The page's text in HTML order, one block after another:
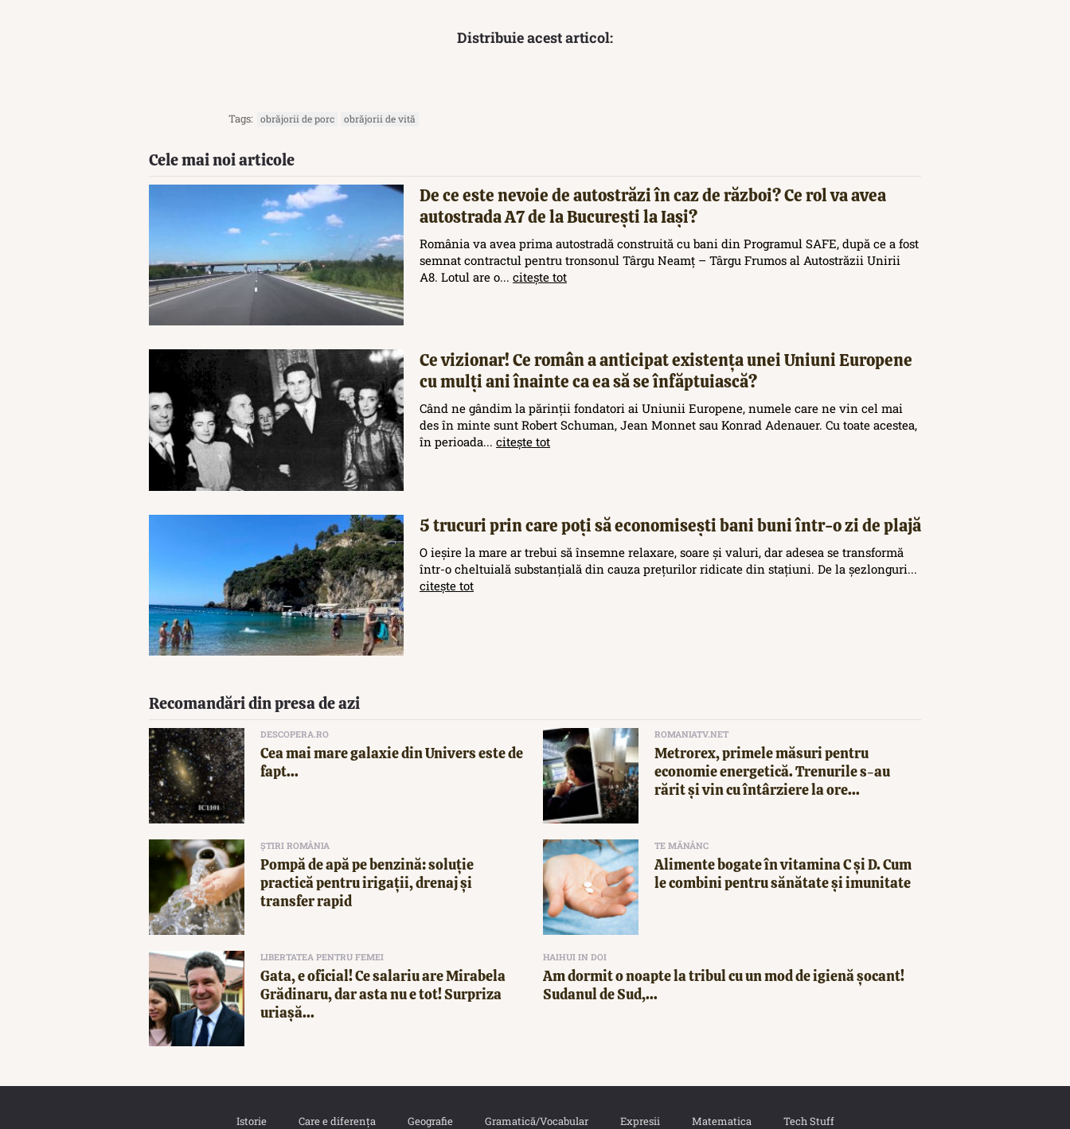
Distribuie acest articol:
Tags: obrăjorii de porc obrăjorii de vită
Cele mai noi articole
De ce este nevoie de autostrăzi în caz de război? Ce rol va avea
autostrada A7 de la București la Iași?
România va avea prima autostradă construită cu bani din Programul SAFE, după ce a fost
semnat contractul pentru tronsonul Târgu Neamț – Târgu Frumos al Autostrăzii Unirii
A8. Lotul are o... citește tot
Ce vizionar! Ce român a anticipat existența unei Uniuni Europene
cu mulți ani înainte ca ea să se înfăptuiască?
Când ne gândim la părinții fondatori ai Uniunii Europene, numele care ne vin cel mai
des în minte sunt Robert Schuman, Jean Monnet sau Konrad Adenauer. Cu toate acestea,
în perioada... citește tot
5 trucuri prin care poți să economisești bani buni într-o zi de plajă
O ieșire la mare ar trebui să însemne relaxare, soare și valuri, dar adesea se transformă
într-o cheltuială substanțială din cauza prețurilor ridicate din stațiuni. De la șezlonguri...
citește tot
Recomandări din presa de azi
DESCOPERA.RO
Cea mai mare galaxie din Univers este de
fapt...
ROMANIATV.NET
Metrorex, primele măsuri pentru
economie energetică. Trenurile s-au
rărit și vin cu întârziere la ore...
ȘTIRI ROMÂNIA
Pompă de apă pe benzină: soluție
practică pentru irigații, drenaj și
transfer rapid
TE MĂNÂNC
Alimente bogate în vitamina C și D. Cum
le combini pentru sănătate și imunitate
LIBERTATEA PENTRU FEMEI
Gata, e oficial! Ce salariu are Mirabela
Grădinaru, dar asta nu e tot! Surpriza
uriașă...
HAIHUI IN DOI
Am dormit o noapte la tribul cu un mod de igienă șocant!
Sudanul de Sud,...
Istorie Care e diferența Geografie Gramatică/Vocabular Expresii Matematica Tech Stuff